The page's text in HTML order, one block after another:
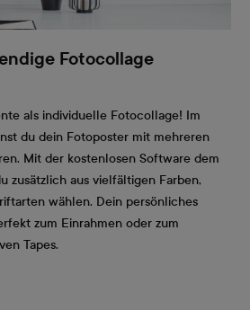
Fotocollage
als individuelle Fotocollage! Im
du dein Fotoposter mit mehreren
Mit der kostenlosen Software dem
zusätzlich aus vielfältigen Farben,
wählen. Dein persönliches
zum Einrahmen oder zum
Tapes.